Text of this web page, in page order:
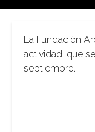
La Fundación
actividad, que
septiembre.